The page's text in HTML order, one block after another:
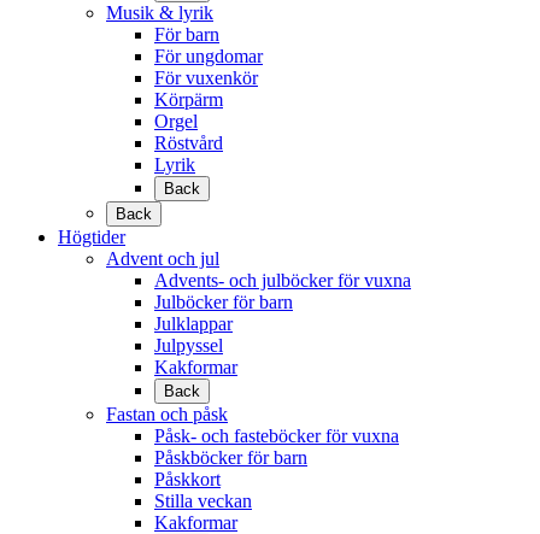
Musik & lyrik
För barn
För ungdomar
För vuxenkör
Körpärm
Orgel
Röstvård
Lyrik
Back
Back
Högtider
Advent och jul
Advents- och julböcker för vuxna
Julböcker för barn
Julklappar
Julpyssel
Kakformar
Back
Fastan och påsk
Påsk- och fasteböcker för vuxna
Påskböcker för barn
Påskkort
Stilla veckan
Kakformar